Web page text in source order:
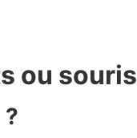
ou souris